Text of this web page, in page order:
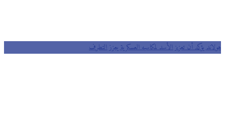
هولاند يؤكد أن تعزيز الأسد لمكاسبه العسكرية يعزز التطرف